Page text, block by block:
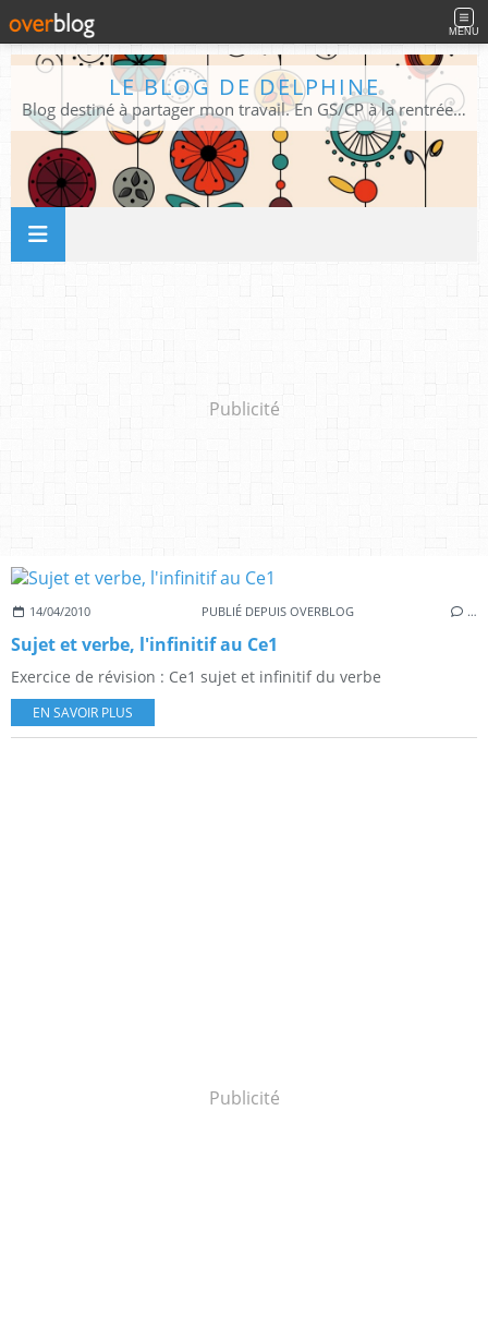
MENU
LE BLOG DE DELPHINE
Blog destiné à partager mon travail. En GS/CP à la rentrée 2026/2027 !
Publicité
14/04/2010 PUBLIÉ DEPUIS OVERBLOG …
Sujet et verbe, l'infinitif au Ce1
Exercice de révision : Ce1 sujet et infinitif du verbe
EN SAVOIR PLUS
Publicité